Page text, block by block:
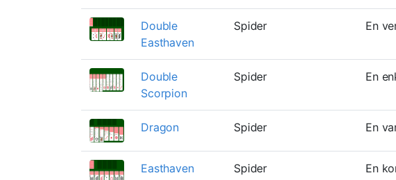
Double
Easthaven
Spider En
Double
Scorpion
Spider En
Dragon Spider En
Easthaven Spider En